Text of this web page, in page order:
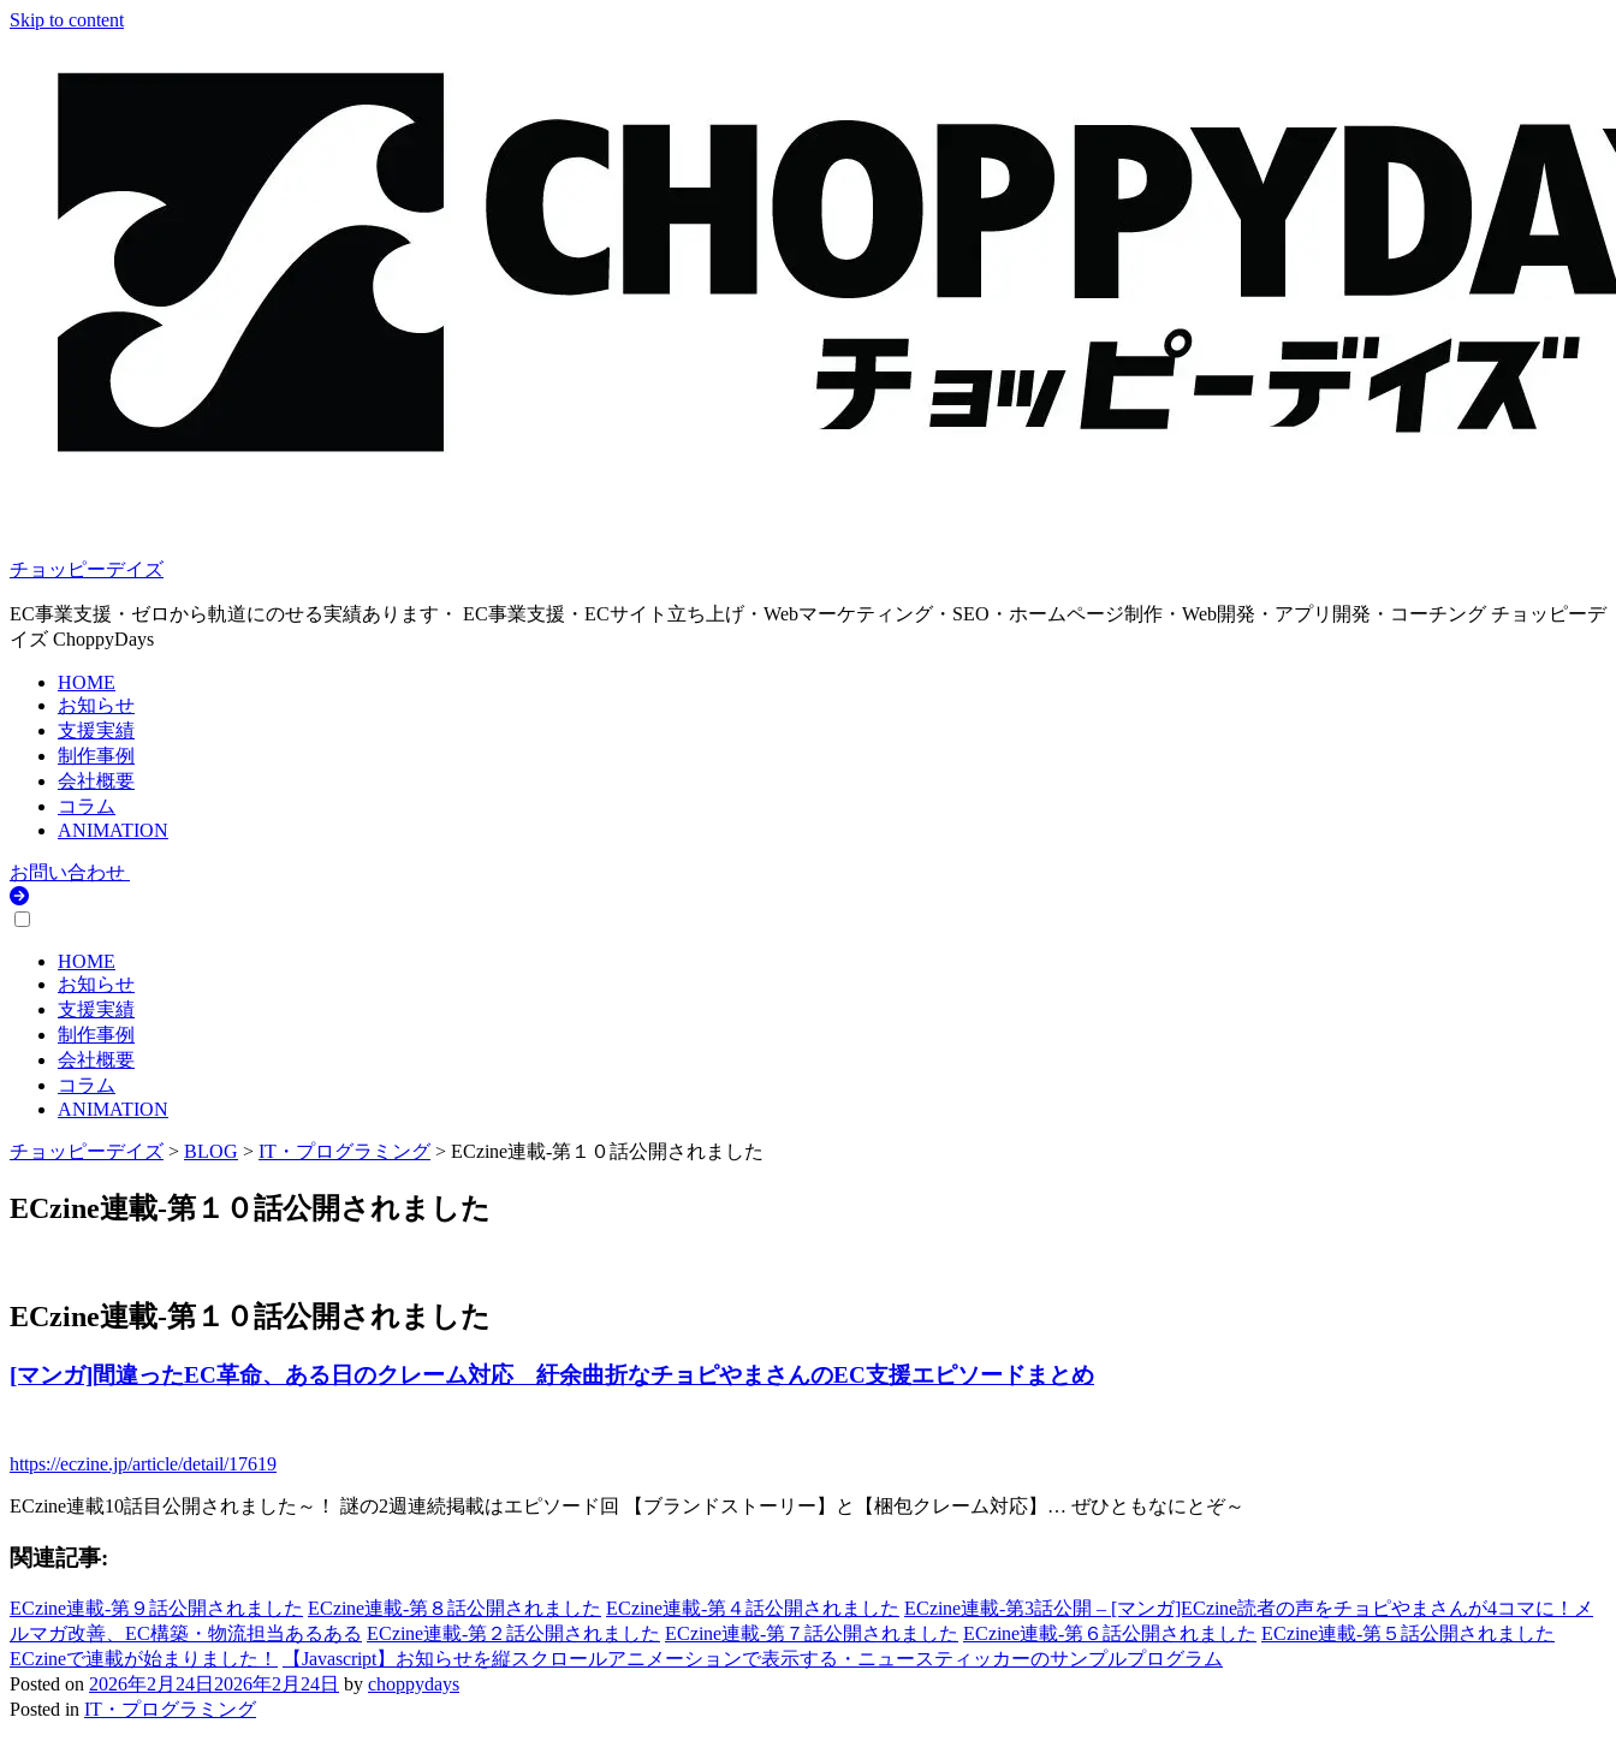
Skip to content
チョッピーデイズ
EC事業支援・ゼロから軌道にのせる実績あります・ EC事業支援・ECサイト立ち上げ・Webマーケティング・SEO・ホームページ制作・Web開発・アプリ開発・コーチング チョッピーデ
イズ ChoppyDays
HOME
お知らせ
支援実績
制作事例
会社概要
コラム
ANIMATION
お問い合わせ
HOME
お知らせ
支援実績
制作事例
会社概要
コラム
ANIMATION
チョッピーデイズ > BLOG > IT・プログラミング > ECzine連載-第１０話公開されました
ECzine連載-第１０話公開されました
ECzine連載-第１０話公開されました
[マンガ]間違ったEC革命、ある日のクレーム対応 紆余曲折なチョピやまさんのEC支援エピソードまとめ
https://eczine.jp/article/detail/17619
ECzine連載10話目公開されました～！ 謎の2週連続掲載はエピソード回 【ブランドストーリー】と【梱包クレーム対応】… ぜひともなにとぞ～
関連記事:
ECzine連載-第９話公開されました ECzine連載-第８話公開されました ECzine連載-第４話公開されました ECzine連載-第3話公開 – [マンガ]ECzine読者の声をチョピやまさんが4コマに！メ
ルマガ改善、EC構築・物流担当あるある ECzine連載-第２話公開されました ECzine連載-第７話公開されました ECzine連載-第６話公開されました ECzine連載-第５話公開されました
ECzineで連載が始まりました！
【Javascript】お知らせを縦スクロールアニメーションで表示する・ニュースティッカーのサンプルプログラム
Posted on 2026年2月24日 2026年2月24日 by choppydays
Posted in IT・プログラミング